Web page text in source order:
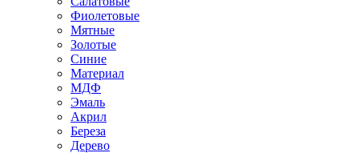
Фиолетовые
Мятные
Золотые
Синие
Материал
МДФ
Эмаль
Акрил
Береза
Дерево